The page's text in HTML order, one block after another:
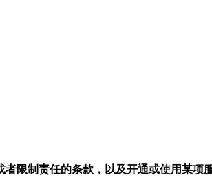
限制责任的条款，以及开通或使用某项